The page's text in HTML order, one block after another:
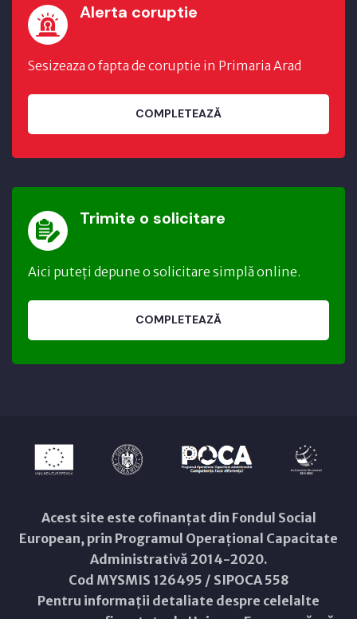
Alerta coruptie
Sesizeaza o fapta de coruptie in Primaria Arad
COMPLETEAZĂ
Trimite o solicitare
Aici puteți depune o solicitare simplă online.
COMPLETEAZĂ
Acest site este cofinanțat din Fondul Social
European, prin Programul Operațional Capacitate
Administrativă 2014-2020.
Cod MYSMIS 126495 / SIPOCA 558
Pentru informații detaliate despre celelalte